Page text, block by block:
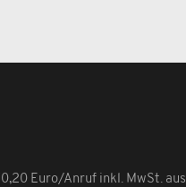
Euro/Anruf inkl. MwSt. aus